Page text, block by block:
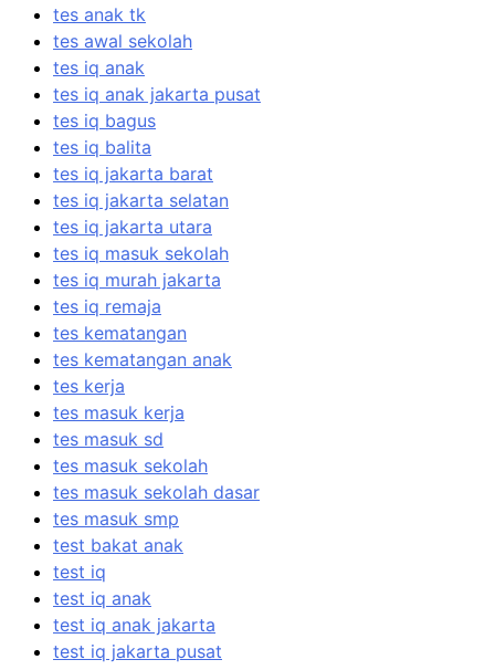
tes anak tk
tes awal sekolah
tes iq anak
tes iq anak jakarta pusat
tes iq bagus
tes iq balita
tes iq jakarta barat
tes iq jakarta selatan
tes iq jakarta utara
tes iq masuk sekolah
tes iq murah jakarta
tes iq remaja
tes kematangan
tes kematangan anak
tes kerja
tes masuk kerja
tes masuk sd
tes masuk sekolah
tes masuk sekolah dasar
tes masuk smp
test bakat anak
test iq
test iq anak
test iq anak jakarta
test iq jakarta pusat